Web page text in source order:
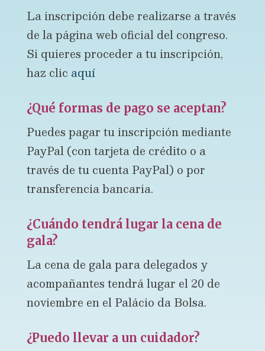
La inscripción debe realizarse a través
de la página web oficial del congreso.
Si quieres proceder a tu inscripción,
haz clic aquí
¿Qué formas de pago se aceptan?
Puedes pagar tu inscripción mediante
PayPal (con tarjeta de crédito o a
través de tu cuenta PayPal) o por
transferencia bancaria.
¿Cuándo tendrá lugar la cena de
gala?
La cena de gala para delegados y
acompañantes tendrá lugar el 20 de
noviembre en el Palácio da Bolsa.
¿Puedo llevar a un cuidador?